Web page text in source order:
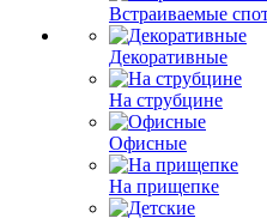
Встраиваемые
Декоративные
На струбцине
Офисные
На прищепке